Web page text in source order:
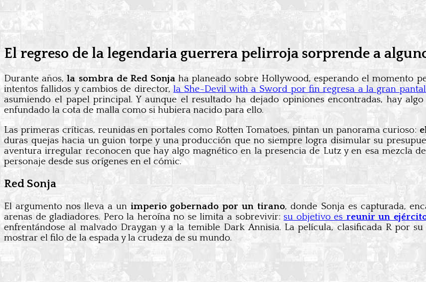
El regreso de la legendaria guerrera pelirroja sorprende a
Durante años,la sombra de Red Sonja ha planeado sobre Hollywood, esperando el momento
intentos fallidos y cambios de director, la She-Devil with a Sword por fin regresa a la gran
asumiendo el papel principal. Y aunque el resultado ha dejado opiniones encontradas, hay
enfundado la cota de malla como si hubiera nacido para ello.
Las primeras críticas, reunidas en portales como Rotten Tomatoes, pintan un panorama curioso:
duras quejas hacia un guion torpe y una producción que no siempre logra disimular su
aventura irregular reconocen que hay algo magnético en la presencia de Lutz y en esa mezcla
personaje desde sus orígenes en el cómic.
Red Sonja
El argumento nos lleva a un imperio gobernado por un tirano, donde Sonja es capturada,
arenas de gladiadores. Pero la heroína no se limita a sobrevivir:su objetivo es reunir un
enfrentándose al malvado Draygan y a la temible Dark Annisia. La película, clasificada R por
mostrar el filo de la espada y la crudeza de su mundo.